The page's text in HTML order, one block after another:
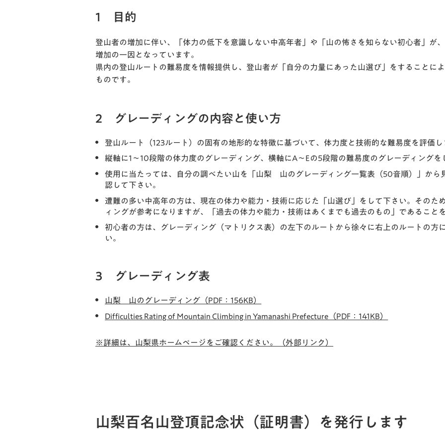
1 目的
登山者の増加に伴い、「体力の低下を意識しない中高年者」や「山の怖さを知らない初心者」が
増加の一因となっています。
県内の登山ルートの難易度を情報提供し、登山者が「自分の力量にあった山選び」をすることに
ものです。
2 グレーディングの内容と使い方
登山ルート（123ルート）の固有の地形的な特徴に基づいて、体力度と技術的な難易度を評価
縦軸に1～10段階の体力度のグレーディング、横軸にA～Eの5段階の難易度のグレーディングを
使用に当たっては、自分の調べたい山を「山梨 山のグレーディング一覧表（50音順）」から
認して下さい。
遭難の多い中高年の方は、現在の体力や能力・技術に応じた「山選び」をして下さい。そのた
ィングが参考になりますが、「過去の体力や能力・技術はあくまでも過去のもの」であること
初心者の方は、グレーディング（マトリクス表）の左下のルートから徐々に右上のルートの方
い。
3 グレーディング表
山梨 山のグレーディング（PDF：156KB）
Difficulties Rating of Mountain Climbing in Yamanashi Prefecture（PDF：141KB）
※詳細は、山梨県ホームページをご確認ください。（外部リンク）
山梨百名山登頂記念状（証明書）を発行します